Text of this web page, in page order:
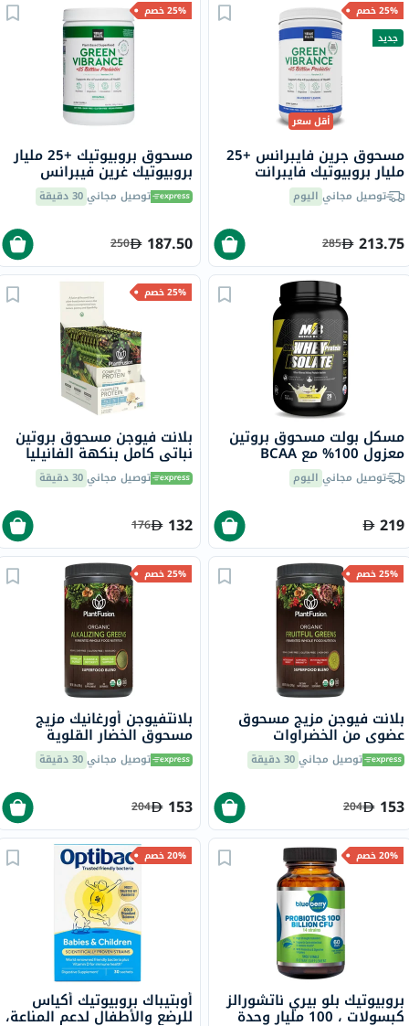
25% خصم
جديد
أقل سعر
مسحوق جرين فايبرانس +25
مليار بروبيوتيك فايبرانت
هيلث، بنكهة التوت الأزرق
والليمون - 292 جرام
توصيل مجاني اليوم
213.75
285
25% خصم
مسحوق بروبيوتيك +25 مليار
بروبيوتيك غرين فيبرانس
حصة توصيل مجاني30 دقيقة
187.50
250
مسكل بولت مسحوق بروتين
معزول 100% مع BCAA
رطلتوصيل مجاني اليوم
219
25% خصم
بلانت فيوجن مسحوق بروتين
نباتي كامل بنكهة الفانيليا
الكريمية 30 جرام، حزمه من
12 توصيل مجاني30 دقيقة
132
176
25% خصم
بلانت فيوجن مزيج مسحوق
عضوي من الخضراوات
والفواكه المخمرة فائقة
التغذية 240 جرامتوصيل مجاني30 دقيقة
153
204
25% خصم
بلانتفيوجن أورغانيك مزيج
مسحوق الخضار القلوية
العضوية المخمرة 240 جرام
توصيل مجاني30 دقيقة
153
204
20% خصم
بروبيوتيك بلو بيري ناتشورالز
كبسولات ، 100 مليار وحدة
20% خصم
أوبتيباك بروبيوتيك أكياس
للرضع والأطفال لدعم المناعة،